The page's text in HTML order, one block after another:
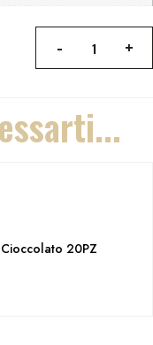
Quantity
- +
20PZ